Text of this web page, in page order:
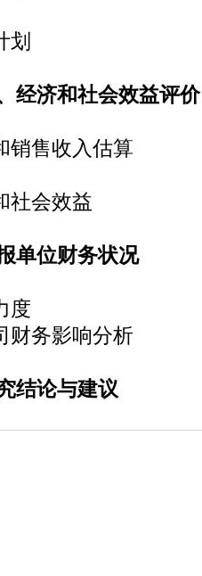
经济和社会效益评价
售收入估算
会效益
单位财务状况
度
务影响分析
结论与建议